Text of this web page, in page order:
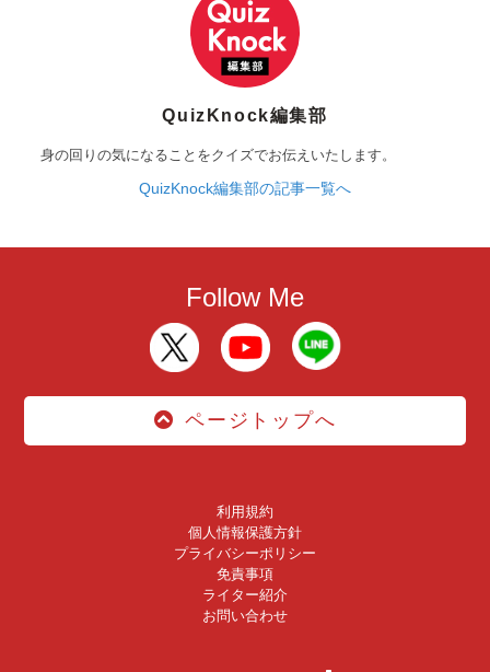
QuizKnock編集部
身の回りの気になることをクイズでお伝えいたします。
QuizKnock編集部の記事一覧へ
Follow Me
ページトップへ
利用規約
個人情報保護方針
プライバシーポリシー
免責事項
ライター紹介
お問い合わせ